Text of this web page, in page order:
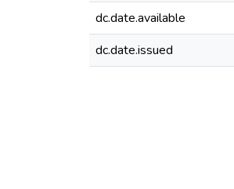
dc.date.available
dc.date.issued